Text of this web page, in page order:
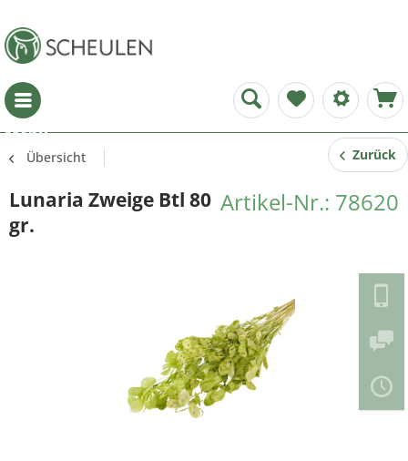
Menü
Übersicht Zurück
Artikel-Nr.: 78620
Lunaria Zweige Btl 80
gr.